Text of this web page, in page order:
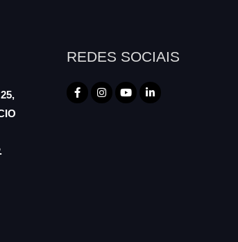
REDES SOCIAIS